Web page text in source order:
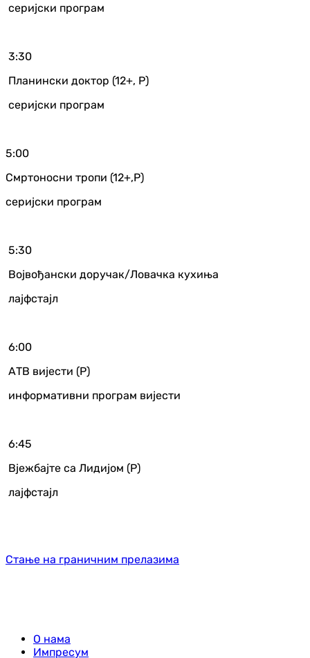
серијски програм
3:30
Планински доктор (12+, Р)
серијски програм
5:00
Смртоносни тропи (12+,Р)
серијски програм
5:30
Војвођански доручак/Ловачка кухиња
лајфстајл
6:00
АТВ вијести (Р)
информативни програм вијести
6:45
Вјежбајте са Лидијом (Р)
лајфстајл
Стање на граничним прелазима
О нама
Импресум